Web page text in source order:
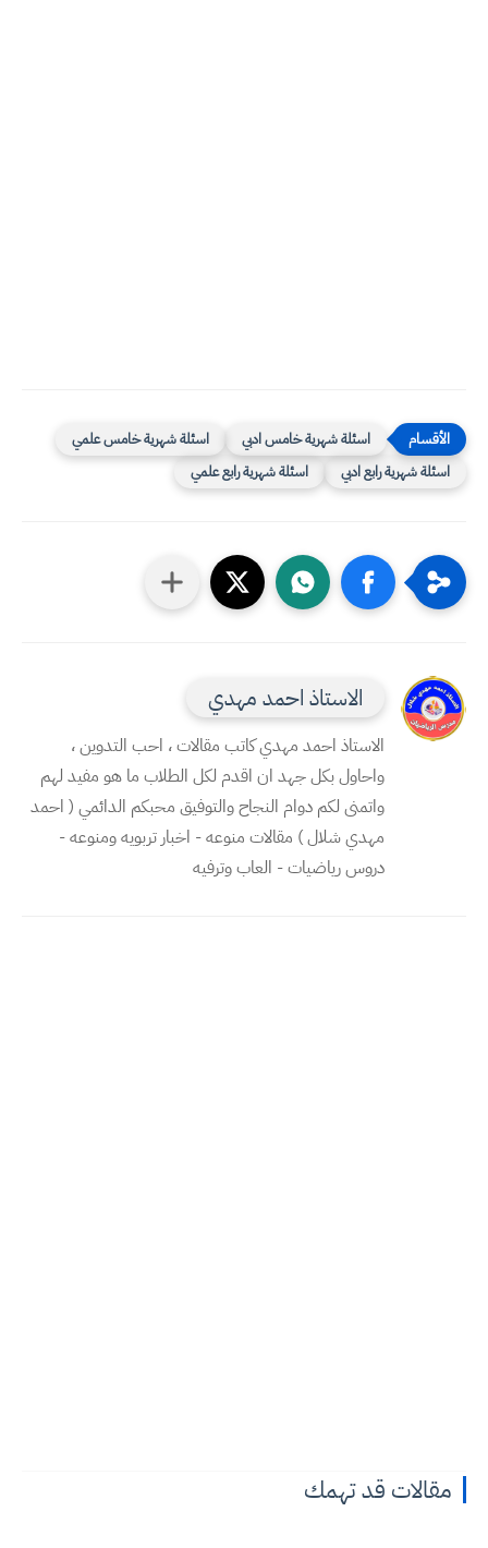
اسئلة شهرية خامس ادبي
اسئلة شهرية خامس علمي
اسئلة شهرية رابع ادبي
اسئلة شهرية رابع علمي
الاستاذ احمد مهدي
الاستاذ احمد مهدي كاتب مقالات ، احب التدوين ،
واحاول بكل جهد ان اقدم لكل الطلاب ما هو مفيد لهم
واتمنى لكم دوام النجاح والتوفيق محبكم الدائمي ( احمد
مهدي شلال ) مقالات منوعه - اخبار تربويه ومنوعه -
دروس رياضيات - العاب وترفيه
مقالات قد تهمك